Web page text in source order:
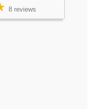
8 reviews